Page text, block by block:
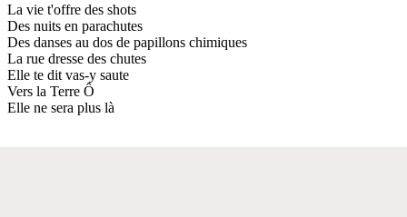
La vie t'offre des shots
Des nuits en parachutes
Des danses au dos de papillons chimiques
La rue dresse des chutes
Elle te dit vas-y saute
Vers la Terre Ô
Elle ne sera plus là